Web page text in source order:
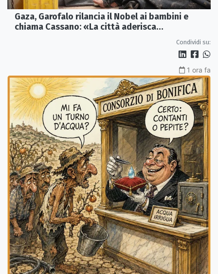
Gaza, Garofalo rilancia il Nobel ai bambini e
chiama Cassano: «La città aderisca
Condividi su:
1 ora fa